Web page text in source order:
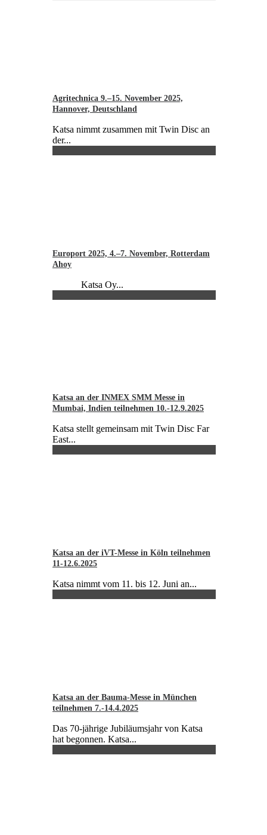
Agritechnica 9.–15. November 2025,
Hannover, Deutschland
Katsa nimmt zusammen mit Twin Disc an
der...
Europort 2025, 4.–7. November, Rotterdam
Ahoy
Katsa Oy...
Katsa an der INMEX SMM Messe in
Mumbai, Indien teilnehmen 10.-12.9.2025
Katsa stellt gemeinsam mit Twin Disc Far
East...
Katsa an der iVT-Messe in Köln teilnehmen
11-12.6.2025
Katsa nimmt vom 11. bis 12. Juni an...
Katsa an der Bauma-Messe in München
teilnehmen 7.-14.4.2025
Das 70-jährige Jubiläumsjahr von Katsa
hat begonnen. Katsa...